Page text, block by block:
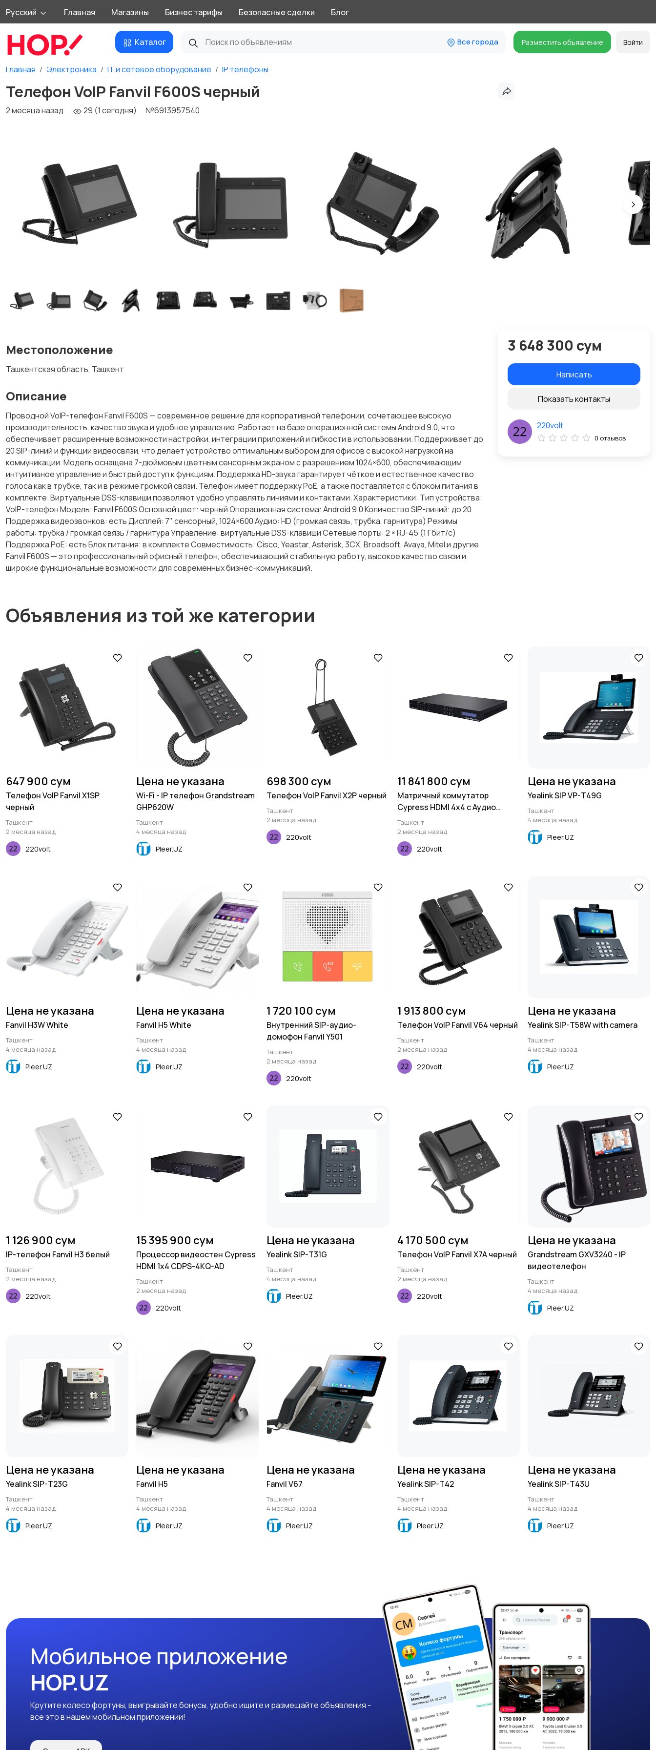
Русский Главная Магазины Бизнес тарифы Безопасные сделки Блог
Каталог Все города Разместить объявление Войти
Главная Электроника IT и сетевое оборудование IP телефоны
Телефон VoIP Fanvil F600S черный
2 месяца назад 29 (1 сегодня) №6913957540
Местоположение
Ташкентская область, Ташкент
Описание
Проводной VoIP-телефон Fanvil F600S — современное решение для корпоративной телефонии, сочетающее высокую
производительность, качество звука и удобное управление. Работает на базе операционной системы Android 9.0, что
обеспечивает расширенные возможности настройки, интеграции приложений и гибкости в использовании. Поддерживает до
20 SIP-линий и функции видеосвязи, что делает устройство оптимальным выбором для офисов с высокой нагрузкой на
коммуникации. Модель оснащена 7-дюймовым цветным сенсорным экраном с разрешением 1024×600, обеспечивающим
интуитивное управление и быстрый доступ к функциям. Поддержка HD-звука гарантирует чёткое и естественное качество
голоса как в трубке, так и в режиме громкой связи. Телефон имеет поддержку PoE, а также поставляется с блоком питания в
комплекте. Виртуальные DSS-клавиши позволяют удобно управлять линиями и контактами. Характеристики: Тип устройства:
VoIP-телефон Модель: Fanvil F600S Основной цвет: черный Операционная система: Android 9.0 Количество SIP-линий: до 20
Поддержка видеозвонков: есть Дисплей: 7" сенсорный, 1024×600 Аудио: HD (громкая связь, трубка, гарнитура) Режимы
работы: трубка / громкая связь / гарнитура Управление: виртуальные DSS-клавиши Сетевые порты: 2 × RJ-45 (1 Гбит/с)
Поддержка PoE: есть Блок питания: в комплекте Совместимость: Cisco, Yeastar, Asterisk, 3CX, Broadsoft, Avaya, Mitel и другие
Fanvil F600S — это профессиональный офисный телефон, обеспечивающий стабильную работу, высокое качество связи и
широкие функциональные возможности для современных бизнес-коммуникаций.
3 648 300 сум
Написать
Показать контакты
220volt
0 отзывов
Объявления из той же категории
647 900 сум
Телефон VoIP Fanvil X1SP
черный
Ташкент
2 месяца назад
220volt
Цена не указана
Wi-Fi - IP телефон Grandstream
GHP620W
Ташкент
4 месяца назад
Pleer.UZ
698 300 сум
Телефон VoIP Fanvil X2P черный
Ташкент
2 месяца назад
220volt
11 841 800 сум
Матричный коммутатор
Cypress HDMI 4x4 с Аудио
выходом CPLUS-V4H4HPA
Ташкент
2 месяца назад
220volt
Цена не указана
Yealink SIP VP-T49G
Ташкент
4 месяца назад
Pleer.UZ
Цена не указана
Fanvil H3W White
Ташкент
4 месяца назад
Pleer.UZ
Цена не указана
Fanvil H5 White
Ташкент
4 месяца назад
Pleer.UZ
1 720 100 сум
Внутренний SIP-аудио-
домофон Fanvil Y501
Ташкент
2 месяца назад
220volt
1 913 800 сум
Телефон VoIP Fanvil V64 черный
Ташкент
2 месяца назад
220volt
Цена не указана
Yealink SIP-T58W with camera
Ташкент
4 месяца назад
Pleer.UZ
1 126 900 сум
IP-телефон Fanvil H3 белый
Ташкент
2 месяца назад
220volt
15 395 900 сум
Процессор видеостен Cypress
HDMI 1x4 CDPS-4KQ-AD
Ташкент
2 месяца назад
220volt
Цена не указана
Yealink SIP-T31G
Ташкент
4 месяца назад
Pleer.UZ
4 170 500 сум
Телефон VoIP Fanvil X7A черный
Ташкент
2 месяца назад
220volt
Цена не указана
Grandstream GXV3240 - IP
видеотелефон
Ташкент
4 месяца назад
Pleer.UZ
Цена не указана
Yealink SIP-T23G
Ташкент
4 месяца назад
Pleer.UZ
Цена не указана
Fanvil H5
Ташкент
4 месяца назад
Pleer.UZ
Цена не указана
Fanvil V67
Ташкент
4 месяца назад
Pleer.UZ
Цена не указана
Yealink SIP-T42
Ташкент
4 месяца назад
Pleer.UZ
Цена не указана
Yealink SIP-T43U
Ташкент
4 месяца назад
Pleer.UZ
Мобильное приложение
HOP.UZ
Крутите колесо фортуны, выигрывайте бонусы, удобно ищите и размещайте объявления -
все это в нашем мобильном приложении!